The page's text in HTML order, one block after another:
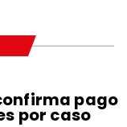
pago
por caso